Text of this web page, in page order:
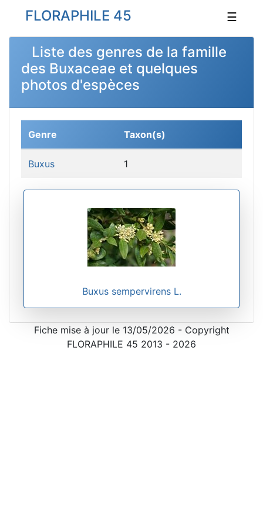
FLORAPHILE 45 ☰
Liste des genres de la famille
des Buxaceae et quelques
photos d'espèces
Genre Taxon(s)
Buxus 1
Buxus sempervirens L.
Fiche mise à jour le 13/05/2026 - Copyright
FLORAPHILE 45 2013 - 2026